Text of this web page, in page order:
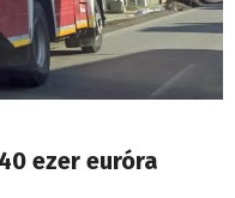
ezer euróra